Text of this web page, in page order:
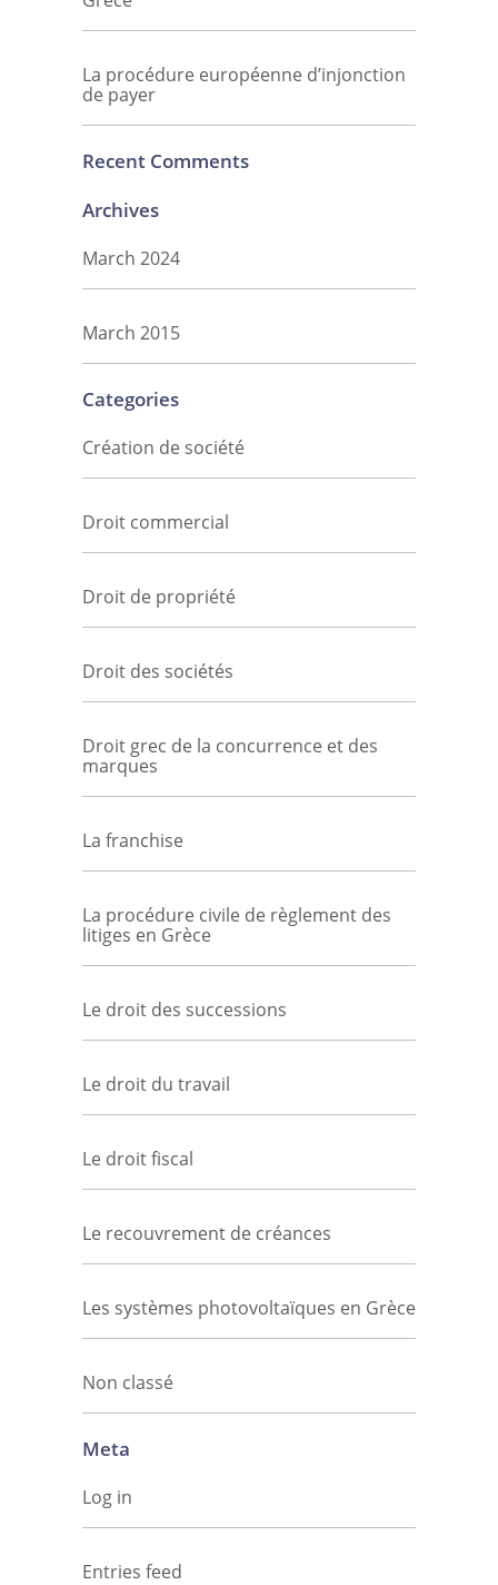
La procédure européenne d’injonction
de payer
Recent Comments
Archives
March 2024
March 2015
Categories
Création de société
Droit commercial
Droit de propriété
Droit des sociétés
Droit grec de la concurrence et des
marques
La franchise
La procédure civile de règlement des
litiges en Grèce
Le droit des successions
Le droit du travail
Le droit fiscal
Le recouvrement de créances
Les systèmes photovoltaïques en Grèce
Non classé
Meta
Log in
Entries feed